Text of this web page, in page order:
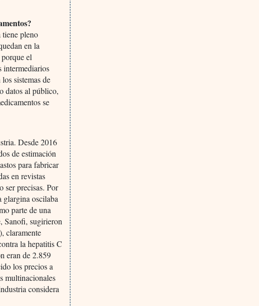
tiene pleno
en la
el
intermediarios
sistemas de
datos al público,
se
Desde 2016
de estimación
para fabricar
en revistas
ser precisas. Por
glargina oscilaba
parte de una
Sanofi, sugirieron
claramente
la hepatitis C
eran de 2.859
los precios a
multinacionales
considera